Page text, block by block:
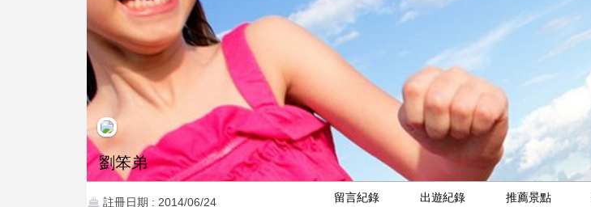
留言紀錄
出遊紀錄
推薦景點
劉笨弟
註冊日期 : 2014/06/24